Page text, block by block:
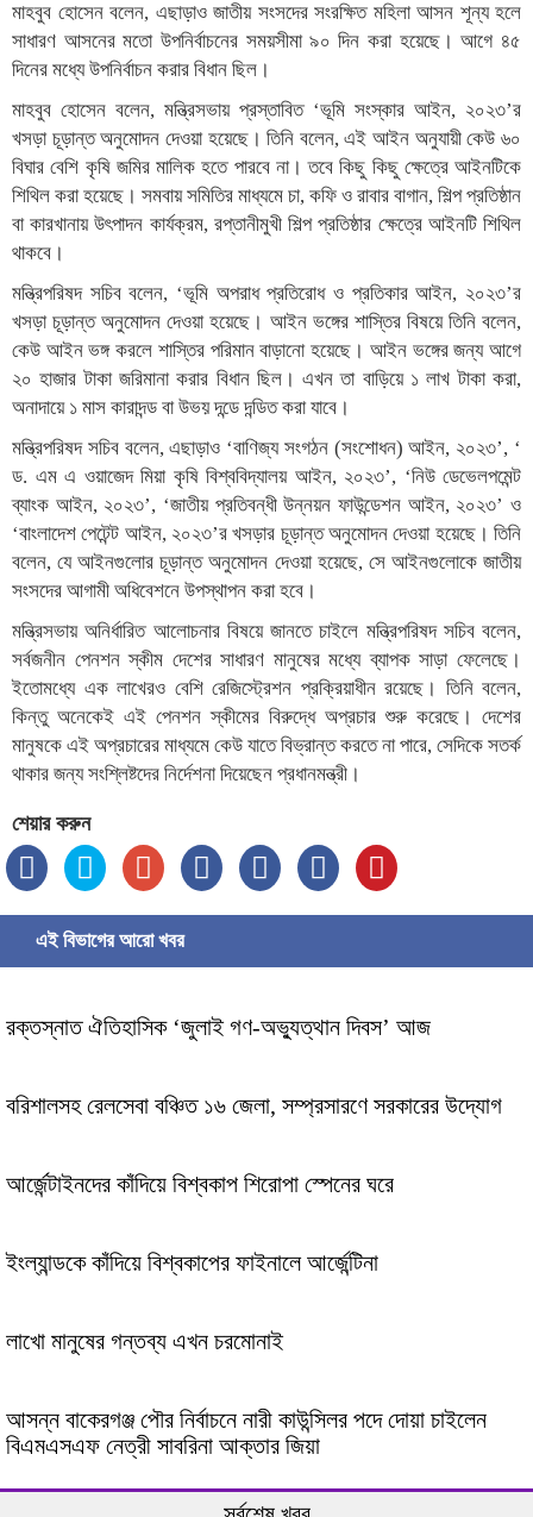
মাহবুব হোসেন বলেন, এছাড়াও জাতীয় সংসদের সংরক্ষিত মহিলা আসন শূন্য হলে
সাধারণ আসনের মতো উপনির্বাচনের সময়সীমা ৯০ দিন করা হয়েছে। আগে ৪৫
দিনের মধ্যে উপনির্বাচন করার বিধান ছিল।
মাহবুব হোসেন বলেন, মন্ত্রিসভায় প্রস্তাবিত ‘ভূমি সংস্কার আইন, ২০২৩’র
খসড়া চূড়ান্ত অনুমোদন দেওয়া হয়েছে। তিনি বলেন, এই আইন অনুযায়ী কেউ ৬০
বিঘার বেশি কৃষি জমির মালিক হতে পারবে না। তবে কিছু কিছু ক্ষেত্রে আইনটিকে
শিথিল করা হয়েছে। সমবায় সমিতির মাধ্যমে চা, কফি ও রাবার বাগান, শিল্প প্রতিষ্ঠান
বা কারখানায় উৎপাদন কার্যক্রম, রপ্তানীমুখী শিল্প প্রতিষ্ঠার ক্ষেত্রে আইনটি শিথিল
থাকবে।
মন্ত্রিপরিষদ সচিব বলেন, ‘ভূমি অপরাধ প্রতিরোধ ও প্রতিকার আইন, ২০২৩’র
খসড়া চূড়ান্ত অনুমোদন দেওয়া হয়েছে। আইন ভঙ্গের শাস্তির বিষয়ে তিনি বলেন,
কেউ আইন ভঙ্গ করলে শাস্তির পরিমান বাড়ানো হয়েছে। আইন ভঙ্গের জন্য আগে
২০ হাজার টাকা জরিমানা করার বিধান ছিল। এখন তা বাড়িয়ে ১ লাখ টাকা করা,
অনাদায়ে ১ মাস কারাদন্ড বা উভয় দন্ডে দন্ডিত করা যাবে।
মন্ত্রিপরিষদ সচিব বলেন, এছাড়াও ‘বাণিজ্য সংগঠন (সংশোধন) আইন, ২০২৩’, ‘
ড. এম এ ওয়াজেদ মিয়া কৃষি বিশ্ববিদ্যালয় আইন, ২০২৩’, ‘নিউ ডেভেলপমেন্ট
ব্যাংক আইন, ২০২৩’, ‘জাতীয় প্রতিবন্ধী উন্নয়ন ফাউন্ডেশন আইন, ২০২৩’ ও
‘বাংলাদেশ পেটেন্ট আইন, ২০২৩’র খসড়ার চূড়ান্ত অনুমোদন দেওয়া হয়েছে। তিনি
বলেন, যে আইনগুলোর চূড়ান্ত অনুমোদন দেওয়া হয়েছে, সে আইনগুলোকে জাতীয়
সংসদের আগামী অধিবেশনে উপস্থাপন করা হবে।
মন্ত্রিসভায় অনির্ধারিত আলোচনার বিষয়ে জানতে চাইলে মন্ত্রিপরিষদ সচিব বলেন,
সর্বজনীন পেনশন স্কীম দেশের সাধারণ মানুষের মধ্যে ব্যাপক সাড়া ফেলেছে।
ইতোমধ্যে এক লাখেরও বেশি রেজিস্ট্রেশন প্রক্রিয়াধীন রয়েছে। তিনি বলেন,
কিন্তু অনেকেই এই পেনশন স্কীমের বিরুদ্ধে অপ্রচার শুরু করেছে। দেশের
মানুষকে এই অপ্রচারের মাধ্যমে কেউ যাতে বিভ্রান্ত করতে না পারে, সেদিকে সতর্ক
থাকার জন্য সংশ্লিষ্টদের নির্দেশনা দিয়েছেন প্রধানমন্ত্রী।
শেয়ার করুন
এই বিভাগের আরো খবর
রক্তস্নাত ঐতিহাসিক ‌‘জুলাই গণ-অভ্যুত্থান দিবস’ আজ
বরিশালসহ রেলসেবা বঞ্চিত ১৬ জেলা, সম্প্রসারণে সরকারের উদ্যোগ
আর্জেন্টাইনদের কাঁদিয়ে বিশ্বকাপ শিরোপা স্পেনের ঘরে
ইংল্যান্ডকে কাঁদিয়ে বিশ্বকাপের ফাইনালে আর্জেন্টিনা
লাখো মানুষের গন্তব্য এখন চরমোনাই
আসন্ন বাকেরগঞ্জ পৌর নির্বাচনে নারী কাউন্সিলর পদে দোয়া চাইলেন
বিএমএসএফ নেত্রী সাবরিনা আক্তার জিয়া